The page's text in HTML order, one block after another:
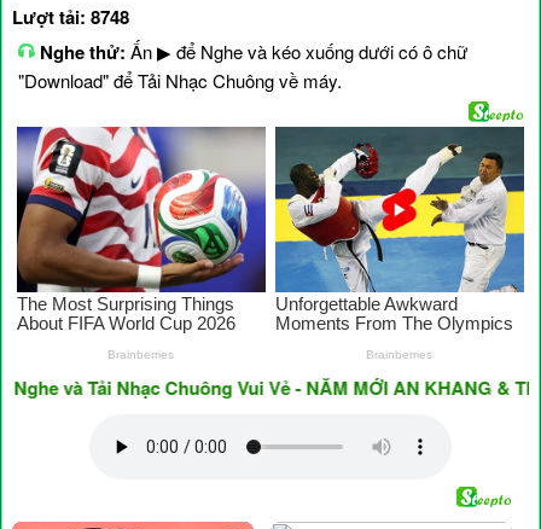
Lượt tải: 8748
Nghe thử: Ấn ▶ để Nghe và kéo xuống dưới có ô chữ
"Download" để Tải Nhạc Chuông về máy.
và Tải Nhạc Chuông Vui Vẻ - NĂM MỚI AN KHANG & THỊNH